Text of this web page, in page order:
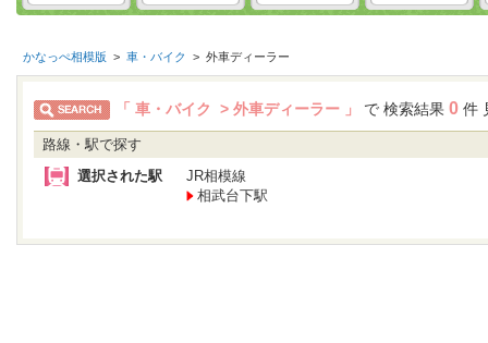
かなっぺ相模版 > 車・バイク > 外車ディーラー
「 車・バイク > 外車ディーラー 」 で 検索結果 0 件
路線・駅で探す
選択された駅
JR相模線
相武台下駅